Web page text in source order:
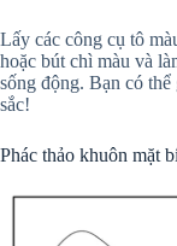
Lấy các công cụ tô
hoặc bút chì màu và
sống động. Bạn có
sắc!
Phác thảo khuôn mặt